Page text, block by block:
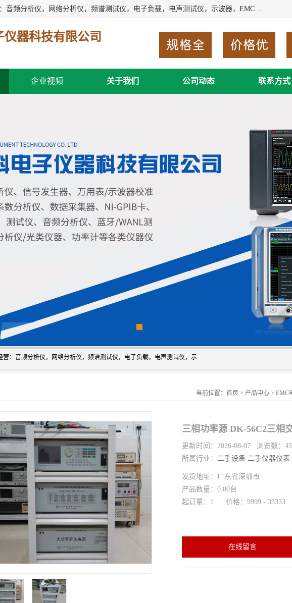
深圳市新胜科电子仪器科技有限公司主要经营：音频分析仪，网络分析仪，频谱测试仪，电子负载，电声测试仪，示波器，EMC电磁兼容测，调制分析仪，LCR测量仪，数字电桥，三相标准源，音频扫频仪，时钟检测仪，信号发生器，电子表，万用表，功率计，喇叭测试仪，综合测试仪等；深圳市新胜科电子仪器科技有限公司希望能与您成为合作伙伴
器科技有限公司
企业视频 关于我们 公司动态 联系方式
深圳市新胜科电子仪器科技有限公司主要经营：音频分析仪，网络分析仪，频谱测试仪，电子负载，电声测试仪，示波器，EMC电磁兼容测，调制分析仪，LCR测量仪，数字电桥，三相标准源，音频扫频仪，时钟检测仪，信号发生器，电子表，万用表，功率计，喇叭测试仪，综合测试仪等；深圳市新胜科电子仪器科技有限公司希望能与您成为合作伙伴
当前位置： 首页 > 产品中心 > EMC
三相功率源 DK-56C2三相
更新时间：2026-08-07 浏览数：
所属行业： 二手设备 二手仪器仪表
发货地址：广东省深圳市
产品数量：0.00台
起订量：1 价格：9999 - 33333
在线留言